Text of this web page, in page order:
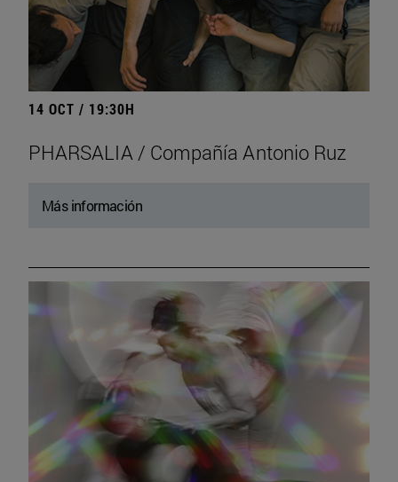
14 OCT / 19:30H
PHARSALIA / Compañía Antonio Ruz
Más información